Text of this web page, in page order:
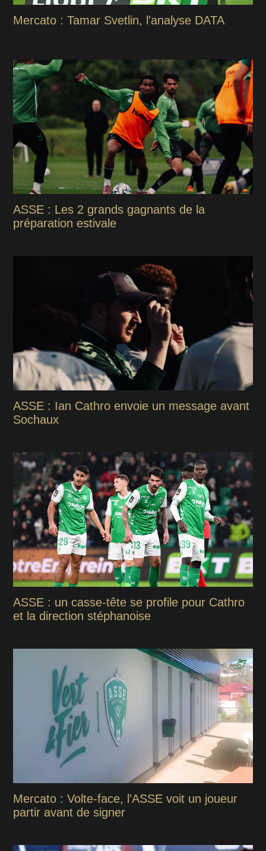
Mercato : Tamar Svetlin, l'analyse DATA
ASSE : Les 2 grands gagnants de la
préparation estivale
ASSE : Ian Cathro envoie un message avant
Sochaux
ASSE : un casse-tête se profile pour Cathro
et la direction stéphanoise
Mercato : Volte-face, l’ASSE voit un joueur
partir avant de signer